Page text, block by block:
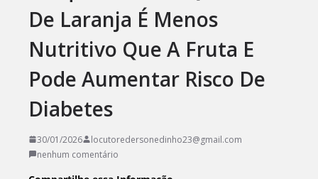
De Laranja É Menos
Nutritivo Que A Fruta E
Pode Aumentar Risco De
Diabetes
30/01/2026
locutoredersonedinho23@gmail.com
nenhum comentário